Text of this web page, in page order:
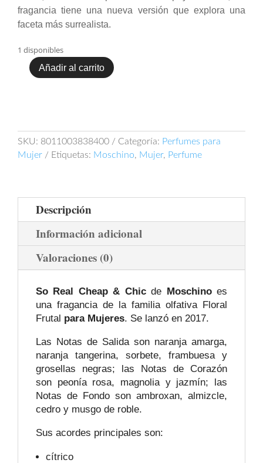
fragancia tiene una nueva versión que explora una
faceta más surrealista.
1 disponibles
Moschino
Chic
100ml
Añadir al carrito
SKU: 8011003838400 Categoría: Perfumes para
Mujer
Etiquetas: Moschino, Mujer, Perfume
Descripción
Información adicional
Valoraciones (0)
So Real Cheap & Chicde Moschinoes
una fragancia de la familia olfativa Floral
Frutal para Mujeres. Se lanzó en 2017.
Las Notas de Salida son naranja amarga,
naranja tangerina, sorbete, frambuesa y
grosellas negras; las Notas de Corazón
son peonía rosa, magnolia y jazmín; las
Notas de Fondo son ambroxan, almizcle,
cedro y musgo de roble.
Sus acordes principales son:
cítrico